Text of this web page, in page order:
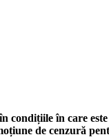
în care
de cenzură